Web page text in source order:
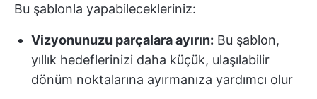
Bu şablonla yapabilecekleriniz:
Vizyonunuzu parçalara ayırın: Bu şablon,
yıllık hedeflerinizi daha küçük, ulaşılabilir
dönüm noktalarına ayırmanıza yardımcı olur